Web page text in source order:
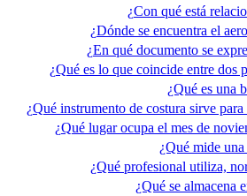
¿Con qué está
¿Dónde se encuentra el
¿En qué documento se
¿Qué es lo que coincide entre dos
¿Qué es una
¿Qué instrumento de costura sirve
¿Qué lugar ocupa el mes de
¿Qué mide una
¿Qué profesional utiliza,
¿Qué se almacena